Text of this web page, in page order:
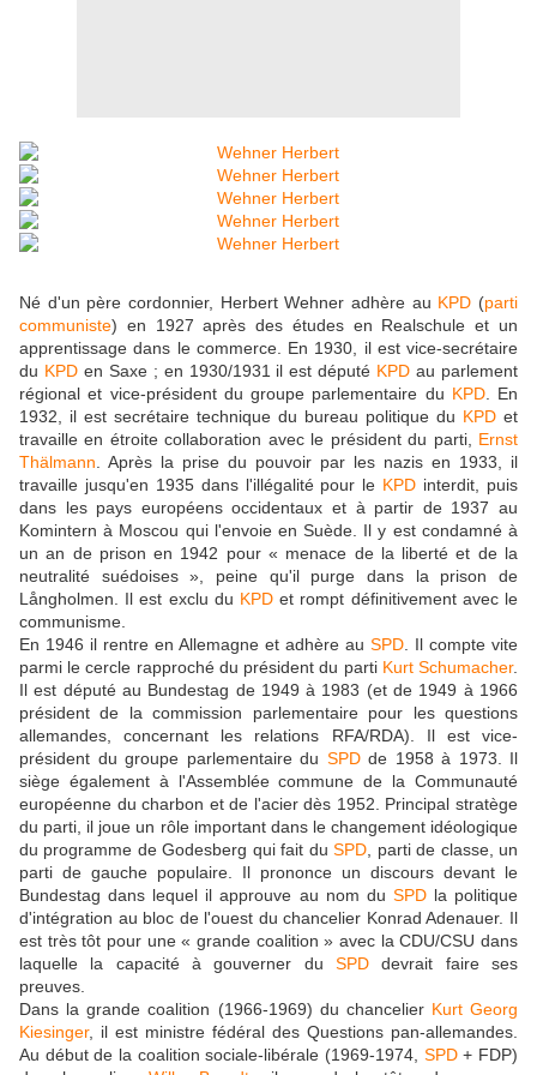
Né d'un père cordonnier, Herbert Wehner adhère au KPD (parti
communiste) en 1927 après des études en Realschule et un
apprentissage dans le commerce. En 1930, il est vice-secrétaire
du KPDen Saxe ; en 1930/1931 il est député KPD au parlement
régional et vice-président du groupe parlementaire du KPD. En
1932, il est secrétaire technique du bureau politique du KPD et
travaille en étroite collaboration avec le président du parti, Ernst
Thälmann . Après la prise du pouvoir par les nazis en 1933, il
travaille jusqu'en 1935 dans l'illégalité pour le KPD interdit, puis
dans les pays européens occidentaux et à partir de 1937 au
Komintern à Moscou qui l'envoie en Suède. Il y est condamné à
un an de prison en 1942 pour « menace de la liberté et de la
neutralité suédoises », peine qu'il purge dans la prison de
Långholmen. Il est exclu du KPD et rompt définitivement avec le
communisme.
En 1946 il rentre en Allemagne et adhère au SPD . Il compte vite
parmi le cercle rapproché du président du parti Kurt Schumacher.
Il est député au Bundestag de 1949 à 1983 (et de 1949 à 1966
président de la commission parlementaire pour les questions
allemandes, concernant les relations RFA/RDA). Il est vice-
président du groupe parlementaire du SPDde 1958 à 1973. Il
siège également à l'Assemblée commune de la Communauté
européenne du charbon et de l'acier dès 1952. Principal stratège
du parti, il joue un rôle important dans le changement idéologique
du programme de Godesberg qui fait duSPD , parti de classe, un
parti de gauche populaire. Il prononce un discours devant le
Bundestag dans lequel il approuve au nom du SPDla politique
d'intégration au bloc de l'ouest du chancelier Konrad Adenauer. Il
est très tôt pour une « grande coalition » avec la CDU/CSU dans
laquelle la capacité à gouverner du SPD devrait faire ses
preuves.
Dans la grande coalition (1966-1969) du chancelier Kurt Georg
Kiesinger, il est ministre fédéral des Questions pan-allemandes.
Au début de la coalition sociale-libérale (1969-1974, SPD+ FDP)